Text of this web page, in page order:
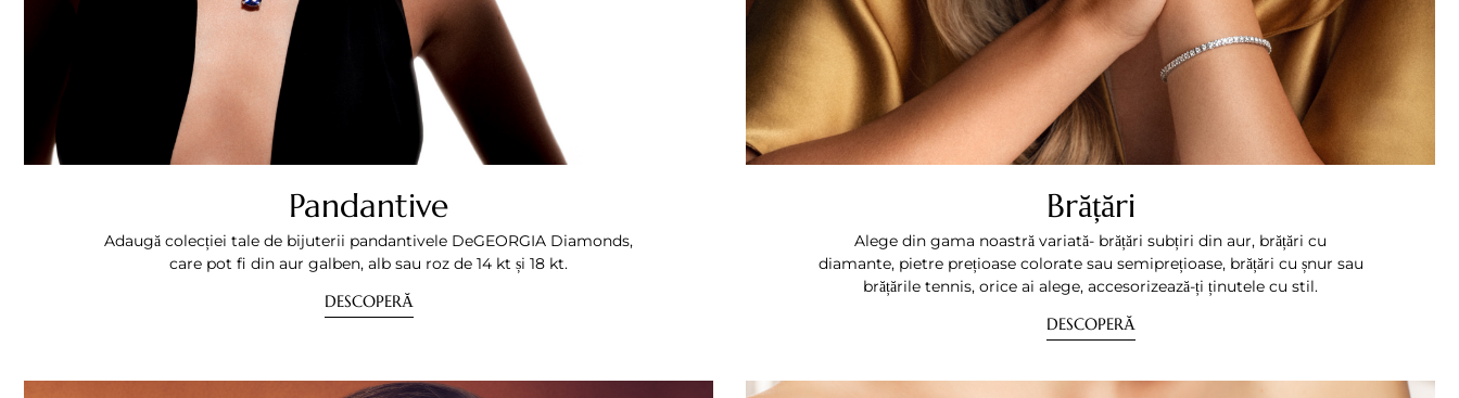
Pandantive
Adaugă colecției tale de bijuterii pandantivele DeGEORGIA Diamonds,
care pot fi din aur galben, alb sau roz de 14 kt și 18 kt.
DESCOPERĂ
Brățări
Alege din gama noastră variată- brățări subțiri din aur, brățări cu
diamante, pietre prețioase colorate sau semiprețioase, brățări cu șnur sau
brățările tennis, orice ai alege, accesorizează-ți ținutele cu stil.
DESCOPERĂ